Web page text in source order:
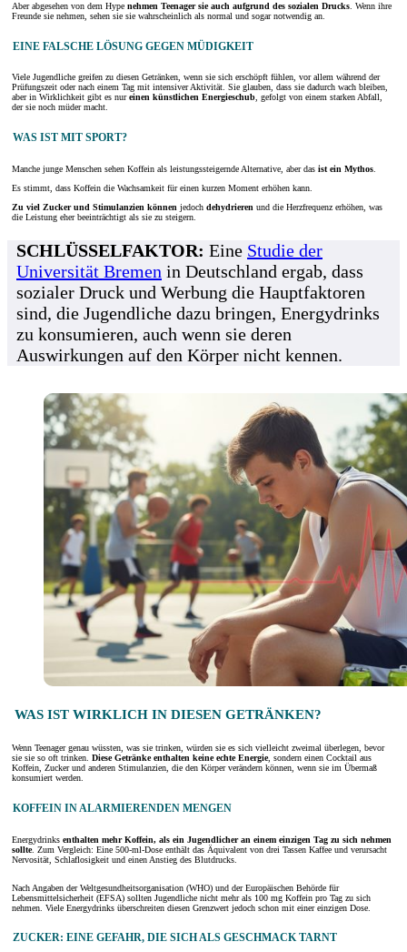
Aber abgesehen von dem Hype nehmen Teenager sie auch aufgrund des sozialen Drucks . Wenn ihre
Freunde sie nehmen, sehen sie sie wahrscheinlich als normal und sogar notwendig an.
EINE FALSCHE LÖSUNG GEGEN MÜDIGKEIT
Viele Jugendliche greifen zu diesen Getränken, wenn sie sich erschöpft fühlen, vor allem während der
Prüfungszeit oder nach einem Tag mit intensiver Aktivität. Sie glauben, dass sie dadurch wach bleiben,
aber in Wirklichkeit gibt es nureinen künstlichen Energieschub, gefolgt von einem starken Abfall,
der sie noch müder macht.
WAS IST MIT SPORT?
Manche junge Menschen sehen Koffein als leistungssteigernde Alternative, aber das ist ein Mythos
Es stimmt, dass Koffein die Wachsamkeit für einen kurzen Moment erhöhen kann.
Zu viel Zucker und Stimulanzien können jedoch dehydrieren und die Herzfrequenz erhöhen, was
die Leistung eher beeinträchtigt als sie zu steigern.
SCHLÜSSELFAKTOR: Eine Studie der
Universität Bremen in Deutschland ergab, dass
sozialer Druck und Werbung die Hauptfaktoren
sind, die Jugendliche dazu bringen, Energydrinks
zu konsumieren, auch wenn sie deren
Auswirkungen auf den Körper nicht kennen.
WAS IST WIRKLICH IN DIESEN GETRÄNKEN?
Wenn Teenager genau wüssten, was sie trinken, würden sie es sich vielleicht zweimal überlegen, bevor
sie sie so oft trinken. Diese Getränke enthalten keine echte Energie, sondern einen Cocktail aus
Koffein, Zucker und anderen Stimulanzien, die den Körper verändern können, wenn sie im Übermaß
konsumiert werden.
KOFFEIN IN ALARMIERENDEN MENGEN
Energydrinks enthalten mehr Koffein, als ein Jugendlicher an einem einzigen Tag zu sich nehmen
sollte. Zum Vergleich: Eine 500-ml-Dose enthält das Äquivalent von drei Tassen Kaffee und verursacht
Nervosität, Schlaflosigkeit und einen Anstieg des Blutdrucks.
Nach Angaben der Weltgesundheitsorganisation (WHO) und der Europäischen Behörde für
Lebensmittelsicherheit (EFSA) sollten Jugendliche nicht mehr als 100 mg Koffein pro Tag zu sich
nehmen. Viele Energydrinks überschreiten diesen Grenzwert jedoch schon mit einer einzigen Dose.
ZUCKER: EINE GEFAHR, DIE SICH ALS GESCHMACK TARNT